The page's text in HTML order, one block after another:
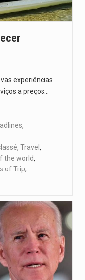
experiências
a preços…
,
, Travel ,
the world,
of Trip,